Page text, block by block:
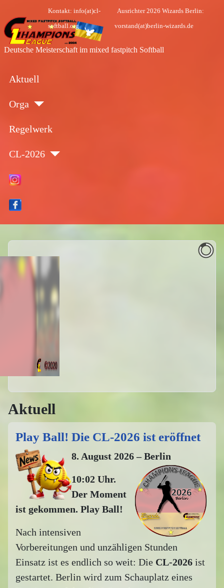
Deutsche Meisterschaft im mixed fastpitch Softball
Aktuell
Orga
Regelwerk
CL-2026
Insta
Face
Kontakt: info(at)cl-softball.org Ausrichter 2026
Aktuell
Play Ball! Die CL-2026 ist eröffnet
8. August 2026 – Berlin
10:02 Uhr.
Der Moment
ist gekommen. Play Ball!
Nach intensiven
Vorbereitungen und unzähligen Stunden
Einsatz ist es endlich so weit: Die CL-2026 ist
gestartet. Berlin wird zum Schauplatz eines